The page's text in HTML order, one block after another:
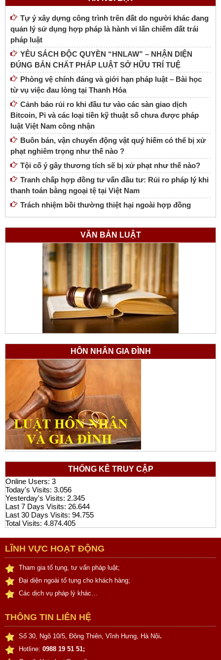
Tự ý xây dựng công trình trên đất do người khác đang
quản lý sử dụng hợp pháp là hành vi lấn chiếm đất trái
pháp luật
YÊU SÁCH ĐỘC QUYỀN “HNLAW” – NHẬN DIỆN
ĐÚNG BẢN CHẤT PHÁP LUẬT SỞ HỮU TRÍ TUỆ
Phòng vệ chính đáng và giới hạn pháp luật – Bài học
từ vụ việc đau lòng tại Thanh Hóa
Cảnh báo rủi ro khi đầu tư vào các sàn giao dịch
Bitcoin, Pi và các loại tiền kỹ thuật số chưa được pháp
luật Việt Nam công nhận
Buôn bán, vận chuyển động vật quý hiếm có thể bị xử
phạt nghiêm trọng như thế nào ?
Tội cố ý gây thương tích sẽ bị xử phạt như thế nào?
Tranh chấp hợp đồng tư vấn đầu tư: Rủi ro pháp lý khi
thanh toán bằng ngoại tệ tại Việt Nam
Trách nhiệm bồi thường thiệt hại ngoài hợp đồng
VĂN BẢN LUẬT
HÔN NHÂN GIA ĐÌNH
THỐNG KÊ TRUY CẬP
Online Users: 3
Today's Visits: 3.056
Yesterday's Visits: 2.345
Last 7 Days Visits: 26.644
Last 30 Days Visits: 94.755
Total Visits: 4.874.405
LĨNH VỰC HOẠT ĐỘNG
Tham gia tố tụng, tư vấn pháp luật;
Đại diện ngoài tố tụng cho khách hàng;
Các dịch vụ pháp lý khác…
THÔNG TIN LIÊN HỆ
Số 30, Ngõ 10/5, Đông Thiên, Vĩnh Hưng, Hà Nội.
Hotline: 0988 19 51 51;